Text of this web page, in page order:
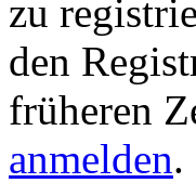
zu
den
früheren
anmelden.